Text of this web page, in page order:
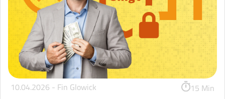
10.04.2026 - Fin Glowick 15 Min